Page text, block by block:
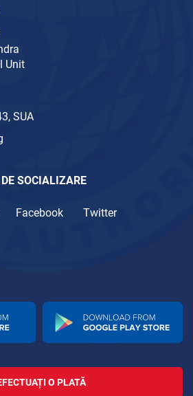
Unit
SUA
SOCIALIZARE
Facebook
Twitter
O PLATĂ